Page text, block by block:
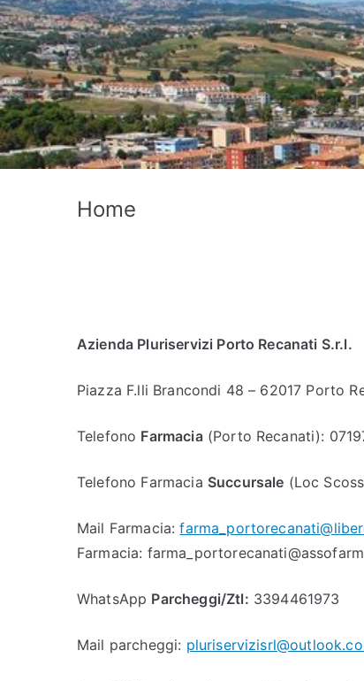
Home
Azienda Pluriservizi Porto Recanati S.r.l.
Piazza F.lli Brancondi 48 – 62017 Porto
Telefono Farmacia(Porto Recanati):
Telefono Farmacia Succursale (Loc
Mail Farmacia:
Farmacia:
WhatsApp Parcheggi/Ztl: 3394461973
Mail parcheggi: